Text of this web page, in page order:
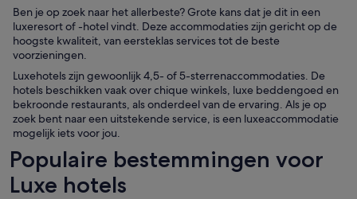
Ben je op zoek naar het allerbeste? Grote kans dat je dit in een
luxeresort of -hotel vindt. Deze accommodaties zijn gericht op de
hoogste kwaliteit, van eersteklas services tot de beste
voorzieningen.
Luxehotels zijn gewoonlijk 4,5- of 5-sterrenaccommodaties. De
hotels beschikken vaak over chique winkels, luxe beddengoed en
bekroonde restaurants, als onderdeel van de ervaring. Als je op
zoek bent naar een uitstekende service, is een luxeaccommodatie
mogelijk iets voor jou.
Populaire bestemmingen voor
Luxe hotels